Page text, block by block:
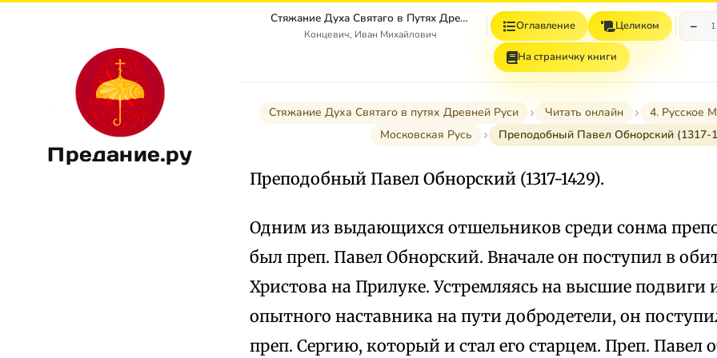
Предание.ру
Стяжание Духа Святаго в Путях Древней Руси
Концевич, Иван Михайлович
Оглавление Целиком −
На страничку книги
Стяжание Духа Святаго в путях Древней Руси Читать онлайн
4. Русское
Московская Русь
Преподобный Павел Обнорский (1317-
Преподобный Павел Обнорский (1317-1429).
Одним из выдающихся отшельников среди сонма
был преп. Павел Обнорский. Вначале он поступил в
Христова на Прилуке. Устремляясь на высшие подвиги
опытного наставника на пути добродетели, он
преп. Сергию, который и стал его старцем. Преп. Павел